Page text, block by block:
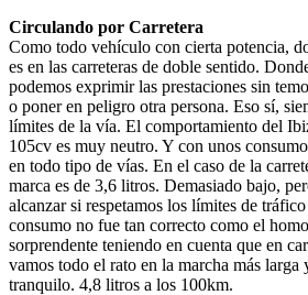
Circulando por Carretera
Como todo vehículo con cierta potencia,
es en las carreteras de doble sentido.
podemos exprimir las prestaciones sin
o poner en peligro otra persona. Eso sí,
límites de la vía. El comportamiento del
105cv es muy neutro. Y con unos
en todo tipo de vías. En el caso de la
marca es de 3,6 litros. Demasiado bajo,
alcanzar si respetamos los límites de
consumo no fue tan correcto como el
sorprendente teniendo en cuenta que en
vamos todo el rato en la marcha más larga
tranquilo. 4,8 litros a los 100km.